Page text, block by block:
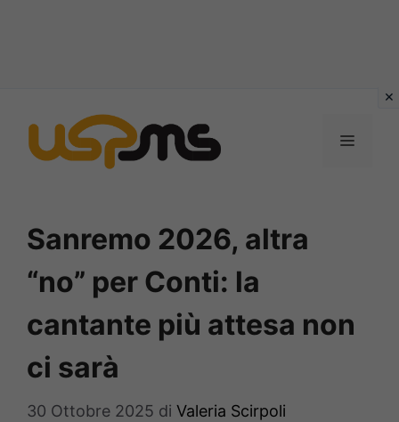
contenuto
MENU
Sanremo 2026, altra
“no” per Conti: la
cantante più attesa non
ci sarà
30 Ottobre 2025 di Valeria Scirpoli